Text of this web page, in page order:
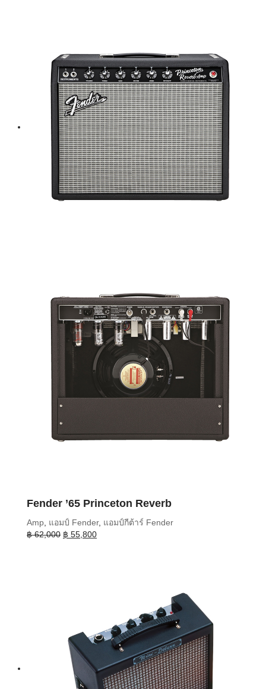
Fender ’65 Princeton Reverb
Amp, แอมป์ Fender, แอมป์กีต้าร์ Fender
฿62,000 Original
฿ 55,800Current